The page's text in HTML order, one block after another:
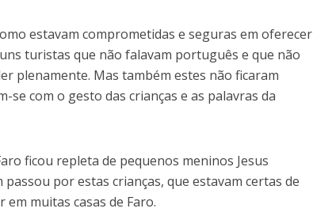
estavam comprometidas e seguras em oferecer
turistas que não falavam português e que não
plenamente. Mas também estes não ficaram
se com o gesto das crianças e as palavras da
ficou repleta de pequenos meninos Jesus
por estas crianças, que estavam certas de
em muitas casas de Faro.